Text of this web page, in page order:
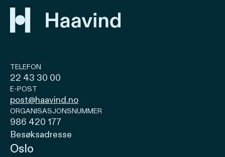
TELEFON
22 43 30 00
E-POST
post@haavind.no
ORGANISASJONSNUMMER
986 420 177
Besøksadresse
Oslo